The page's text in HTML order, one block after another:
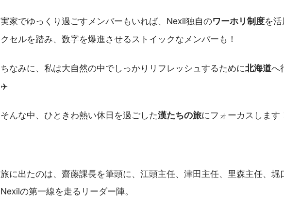
実家でゆっくり過ごすメンバーもいれば、Nexil独自のワーホリ制度を
クセルを踏み、数字を爆進させるストイックなメンバーも！
ちなみに、私は大自然の中でしっかりリフレッシュするために北海道へ
✈️
そんな中、ひときわ熱い休日を過ごした漢たちの旅にフォーカスします
旅に出たのは、齋藤課長を筆頭に、江頭主任、津田主任、里森主任、堀
Nexilの第一線を走るリーダー陣。